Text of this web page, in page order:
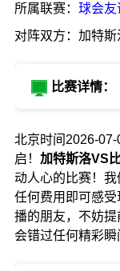
所属联赛： 球会友
对阵双方：加特
比赛详情：
北京时间2026-
启！ 加特斯洛VS
动人心的比赛！
任何费用即可感
播的朋友，不妨
会错过任何精彩瞬